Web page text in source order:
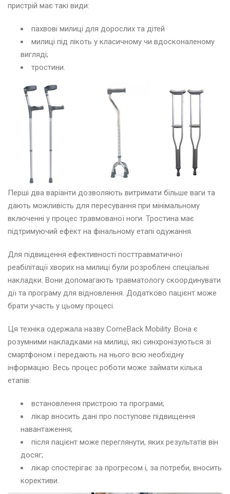
пристрій має такі види:
пахвові милиці для дорослих та дітей
милиці під лікоть у класичному чи вдосконаленому
вигляді;
тростини.
Перші два варіанти дозволяють витримати більше ваги та
дають можливість для пересування при мінімальному
включенні у процес травмованої ноги. Тростина має
підтримуючий ефект на фінальному етапі одужання.
Для підвищення ефективності посттравматичної
реабілітації хворих на милиці були розроблені спеціальні
накладки. Вони допомагають травматологу скоординувати
дії та програму для відновлення. Додатково пацієнт може
брати участь у цьому процесі.
Ця техніка одержала назву ComeBack Mobility. Вона є
розумними накладками на милиці, які синхронізуються зі
смартфоном і передають на нього всю необхідну
інформацію. Весь процес роботи може займати кілька
етапів:
встановлення пристрою та програми;
лікар вносить дані про поступове підвищення
навантаження;
після пацієнт може переглянути, яких результатів він
досяг;
лікар спостерігає за прогресом і, за потреби, вносить
корективи.